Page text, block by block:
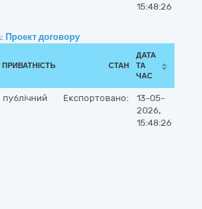
15:48:26
Проект договору
ПРИВАТНІСТЬ СТАН
ДАТА
ТА
ЧАС
публічний Експортовано:
13-05-
2026,
15:48:26